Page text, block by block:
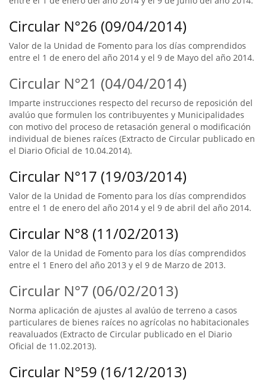
Circular N°26 (09/04/2014)
Valor de la Unidad de Fomento para los días comprendidos
entre el 1 de enero del año 2014 y el 9 de Mayo del año 2014.
Circular N°21 (04/04/2014)
Imparte instrucciones respecto del recurso de reposición del
avalúo que formulen los contribuyentes y Municipalidades
con motivo del proceso de retasación general o modificación
individual de bienes raíces (Extracto de Circular publicado en
el Diario Oficial de 10.04.2014).
Circular N°17 (19/03/2014)
Valor de la Unidad de Fomento para los días comprendidos
entre el 1 de enero del año 2014 y el 9 de abril del año 2014.
Circular N°8 (11/02/2013)
Valor de la Unidad de Fomento para los días comprendidos
entre el 1 Enero del año 2013 y el 9 de Marzo de 2013.
Circular N°7 (06/02/2013)
Norma aplicación de ajustes al avalúo de terreno a casos
particulares de bienes raíces no agrícolas no habitacionales
reavaluados (Extracto de Circular publicado en el Diario
Oficial de 11.02.2013).
Circular N°59 (16/12/2013)